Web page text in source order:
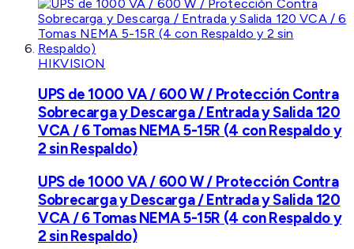
HIKVISION
UPS de 1000 VA / 600 W / Protección Contra
Sobrecarga y Descarga / Entrada y Salida 120
VCA / 6 Tomas NEMA 5-15R (4 con Respaldo y
2 sin Respaldo)
UPS de 1000 VA / 600 W / Protección Contra
Sobrecarga y Descarga / Entrada y Salida 120
VCA / 6 Tomas NEMA 5-15R (4 con Respaldo y
2 sin Respaldo)